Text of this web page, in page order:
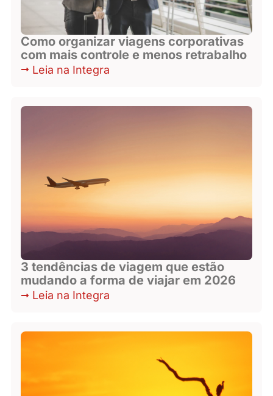
Como organizar viagens corporativas
com mais controle e menos retrabalho
Leia na Integra
3 tendências de viagem que estão
mudando a forma de viajar em 2026
Leia na Integra